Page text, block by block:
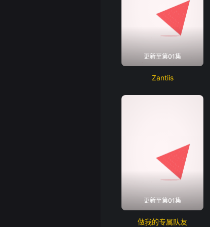
更新至第01集
Zantiis
更新至第01集
做我的专属队友